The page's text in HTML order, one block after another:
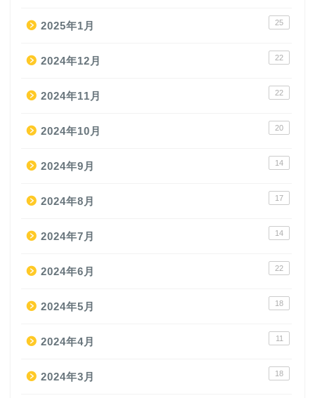
2025年1月 25
2024年12月 22
2024年11月 22
2024年10月 20
2024年9月 14
2024年8月 17
2024年7月 14
2024年6月 22
2024年5月 18
2024年4月 11
2024年3月 18